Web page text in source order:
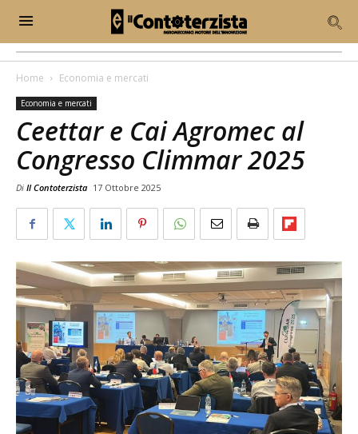
Home Economia e mercati
Economia e mercati
Ceettar e Cai Agromec al
Congresso Climmar 2025
Di Il Contoterzista 17 Ottobre 2025